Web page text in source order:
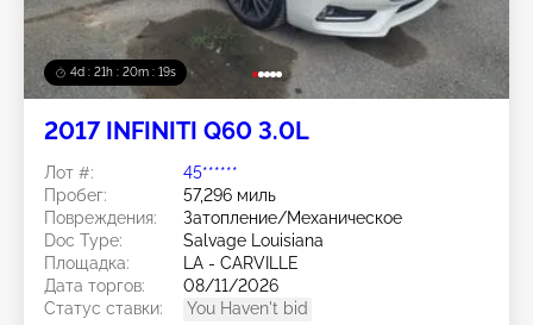
4d : 21h : 20m : 15s
2017 INFINITI Q60 3.0L
Лот #:
45******
Пробег:
57,296 миль
Повреждения:
Затопление/Механическое
Doc Type:
Salvage Louisiana
Площадка:
LA - CARVILLE
Дата торгов:
08/11/2026
Статус ставки:
You Haven't bid